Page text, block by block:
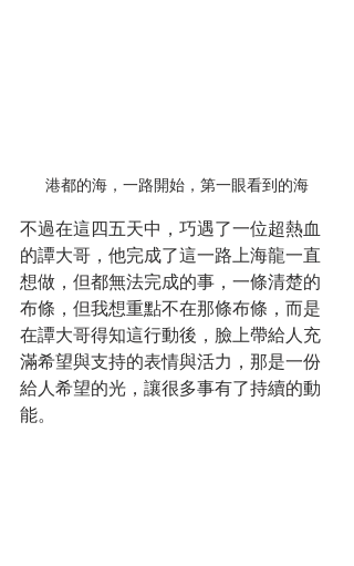
港都的海，一路開始，第一眼看到的海
不過在這四五天中，巧遇了一位超熱血
的譚大哥，他完成了這一路上海龍一直
想做，但都無法完成的事，一條清楚的
布條，但我想重點不在那條布條，而是
在譚大哥得知這行動後，臉上帶給人充
滿希望與支持的表情與活力，那是一份
給人希望的光，讓很多事有了持續的動
能。